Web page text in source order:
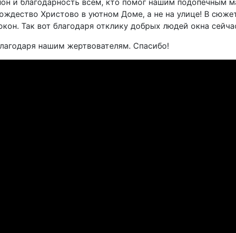
и благодарность всем, кто помог нашим подопечным
Христово в уютном Доме, а не на улице! В
Так вот благодаря отклику добрых людей окна
нашим жертвователям. Спасибо!